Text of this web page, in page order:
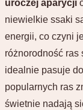
uroczej aparycji
niewielkie ssaki
energii, co czyni
różnorodność ras
idealnie pasuje
popularnych ras
świetnie nadają